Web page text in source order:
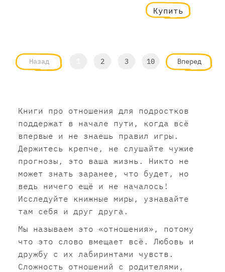
Купить
Назад 2 3 10 Вперед
Книги про отношения для подростков
поддержат в начале пути, когда всё
впервые и не знаешь правил игры.
Держитесь крепче, не слушайте чужие
прогнозы, это ваша жизнь. Никто не
может знать заранее, что будет, но
ведь ничего ещё и не началось!
Исследуйте книжные миры, узнавайте
там себя и друг друга.
Мы называем это «отношения», потому
что это слово вмещает всё. Любовь и
дружбу с их лабиринтами чувств.
Сложность отношений с родителями,